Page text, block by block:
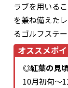
ラブを用いる
を兼ね備えた
るゴルフステー
オススメポ
◎紅葉の見
10月初旬～